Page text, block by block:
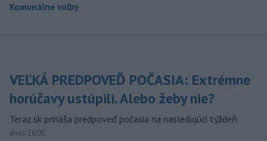
Komunálne voľby
VEĽKÁ PREDPOVEĎ POČASIA: Extrémne
horúčavy ustúpili. Alebo žeby nie?
Teraz.sk prináša predpoveď počasia na nasledujúci týždeň.
dnes 16:00